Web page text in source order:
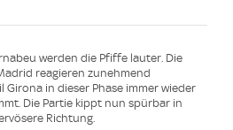
werden die Pfiffe lauter. Die
reagieren zunehmend
Girona in dieser Phase immer wieder
Die Partie kippt nun spürbar in
Richtung.